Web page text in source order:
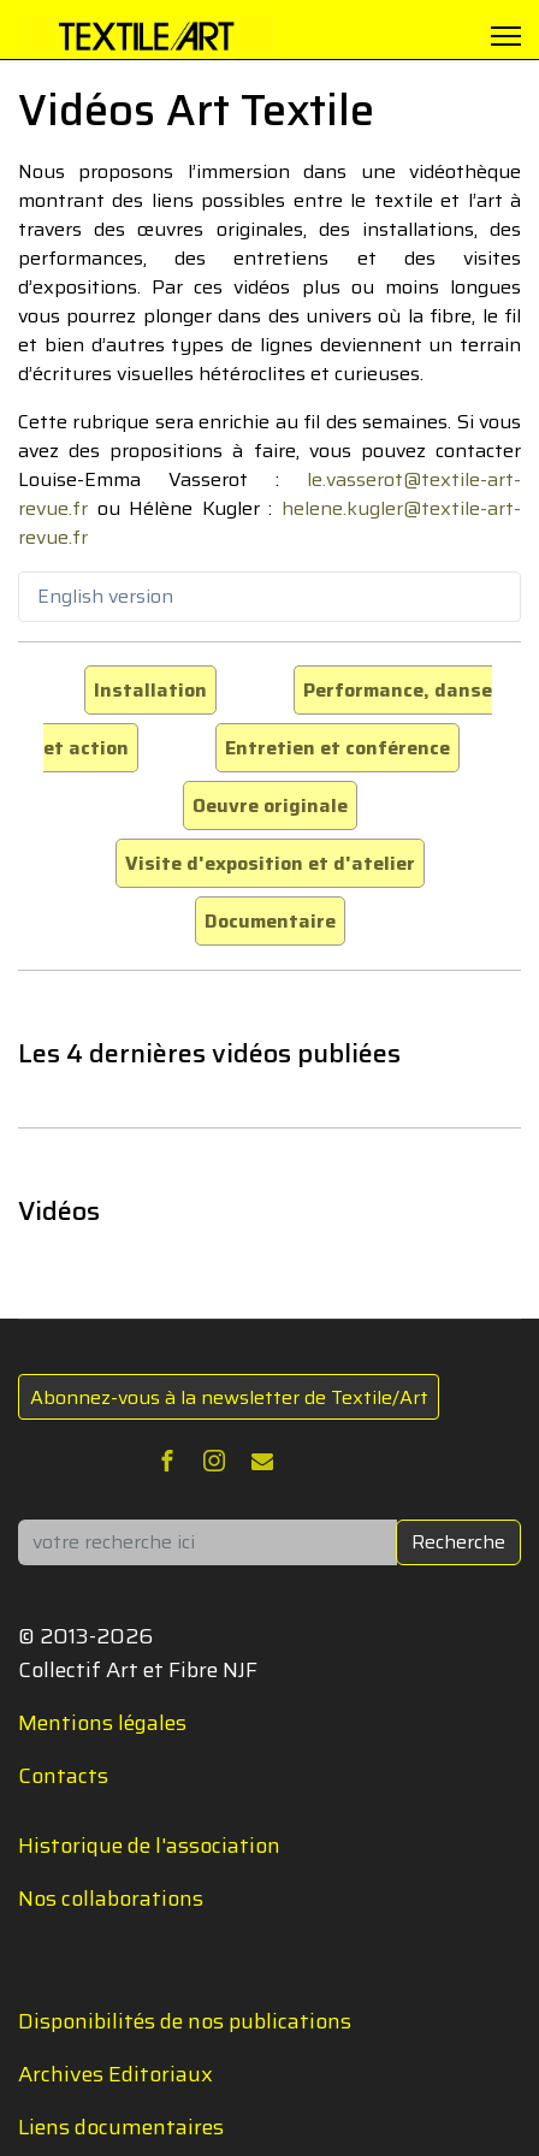
Vidéos Art Textile
Nous proposons l’immersion dans une vidéothèque
montrant des liens possibles entre le textile et l’art à
travers des œuvres originales, des installations, des
performances, des entretiens et des visites
d’expositions. Par ces vidéos plus ou moins longues
vous pourrez plonger dans des univers où la fibre, le fil
et bien d’autres types de lignes deviennent un terrain
d’écritures visuelles hétéroclites et curieuses.
Cette rubrique sera enrichie au fil des semaines. Si vous
avez des propositions à faire, vous pouvez contacter
Louise-Emma Vasserot : le.vasserot@textile-art-
revue.fr ou Hélène Kugler : helene.kugler@textile-art-
revue.fr
English version
Installation
Performance, danse
et action
Entretien et conférence
Oeuvre originale
Visite d'exposition et d'atelier
Documentaire
Les 4 dernières vidéos publiées
Vidéos
Abonnez-vous à la newsletter de Textile/Art
Rechercher Recherche
© 2013-2026
Collectif Art et Fibre NJF
Mentions légales
Contacts
Historique de l'association
Nos collaborations
Disponibilités de nos publications
Archives Editoriaux
Liens documentaires